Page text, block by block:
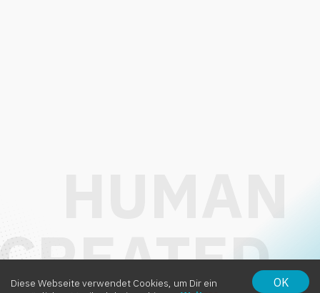
Diese Webseite verwendet Cookies, um Dir ein
OK